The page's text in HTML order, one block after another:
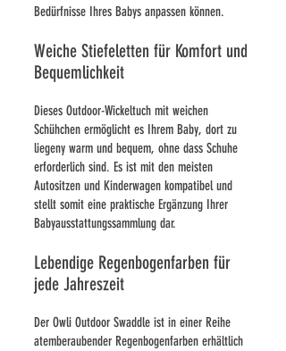
Bedürfnisse Ihres Babys anpassen können.
Weiche Stiefeletten für Komfort und
Bequemlichkeit
Dieses Outdoor-Wickeltuch mit weichen
Schühchen ermöglicht es Ihrem Baby, dort zu
liegeny warm und bequem, ohne dass Schuhe
erforderlich sind. Es ist mit den meisten
Autositzen und Kinderwagen kompatibel und
stellt somit eine praktische Ergänzung Ihrer
Babyausstattungssammlung dar.
Lebendige Regenbogenfarben für
jede Jahreszeit
Der Owli Outdoor Swaddle ist in einer Reihe
atemberaubender Regenbogenfarben erhältlich